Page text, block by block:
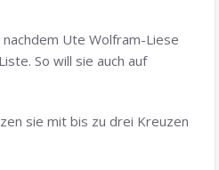
Ute Wolfram-Liese
So will sie auch auf
sie mit bis zu drei Kreuzen